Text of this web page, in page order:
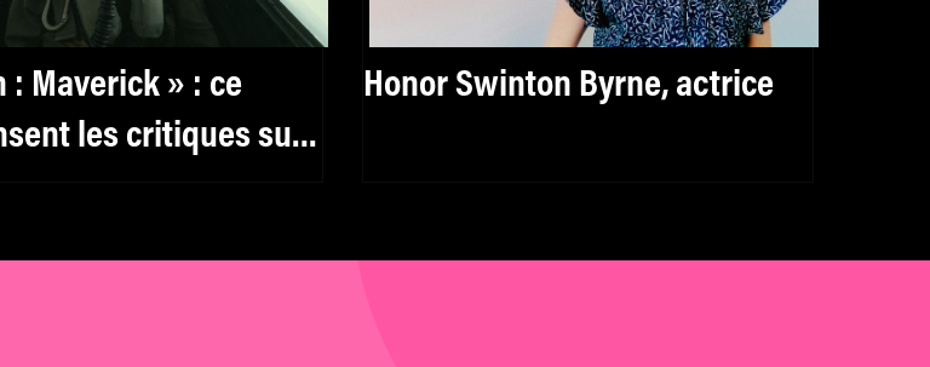
: Maverick » : ce
les critiques sur
Honor Swinton Byrne, actrice